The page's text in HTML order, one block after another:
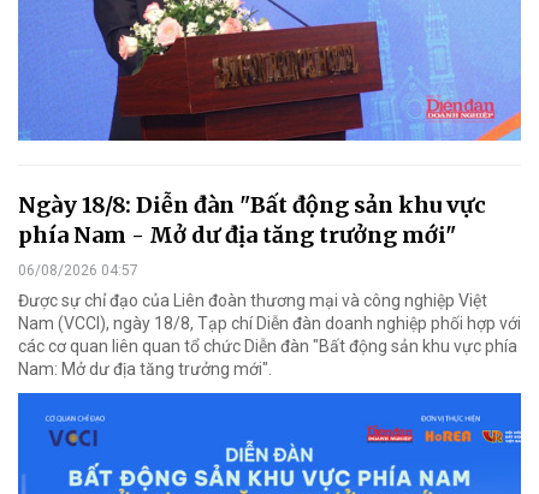
Ngày 18/8: Diễn đàn "Bất động sản khu vực
phía Nam - Mở dư địa tăng trưởng mới"
06/08/2026 04:57
Được sự chỉ đạo của Liên đoàn thương mại và công nghiệp Việt
Nam (VCCI), ngày 18/8, Tạp chí Diễn đàn doanh nghiệp phối hợp với
các cơ quan liên quan tổ chức Diễn đàn "Bất động sản khu vực phía
Nam: Mở dư địa tăng trưởng mới".